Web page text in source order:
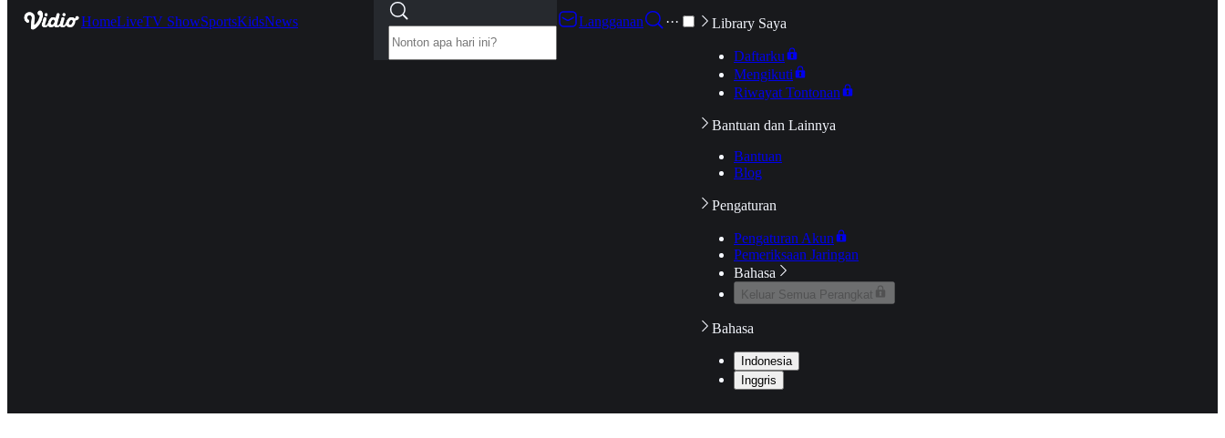
HomeLiveTV ShowSportsKidsNews
Langganan
··· Library Saya
Daftarku
Mengikuti
Riwayat Tontonan
Bantuan dan Lainnya
Bantuan
Blog
Pengaturan
Pengaturan Akun
Pemeriksaan Jaringan
Bahasa
Keluar Semua Perangkat
Bahasa
Indonesia
Inggris